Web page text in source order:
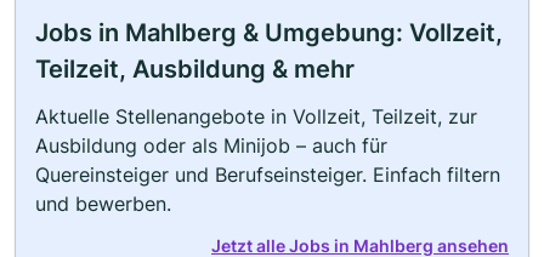
Jobs in Mahlberg & Umgebung: Vollzeit,
Teilzeit, Ausbildung & mehr
Aktuelle Stellenangebote in Vollzeit, Teilzeit, zur
Ausbildung oder als Minijob – auch für
Quereinsteiger und Berufseinsteiger. Einfach filtern
und bewerben.
Jetzt alle Jobs in Mahlberg ansehen